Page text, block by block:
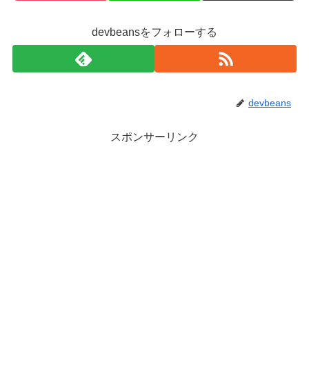
devbeansをフォローする
devbeans
スポンサーリンク